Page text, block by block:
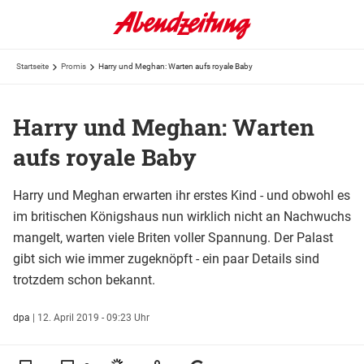
Startseite Promis Harry und Meghan: Warten aufs royale Baby
Harry und Meghan: Warten
aufs royale Baby
Harry und Meghan erwarten ihr erstes Kind - und obwohl es
im britischen Königshaus nun wirklich nicht an Nachwuchs
mangelt, warten viele Briten voller Spannung. Der Palast
gibt sich wie immer zugeknöpft - ein paar Details sind
trotzdem schon bekannt.
dpa | 12. April 2019 - 09:23 Uhr